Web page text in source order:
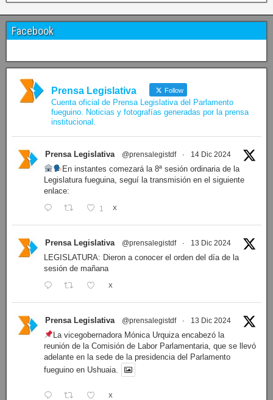
Facebook
Prensa Legislativa Follow
Cuenta oficial de Prensa Legislativa del Parlamento
fueguino. Noticias y fotografías generadas por la prensa
institucional.
Prensa Legislativa @prensalegistdf · 14 Dic 2024
En instantes comezará la 8ª sesión ordinaria de la
Legislatura fueguina, seguí la transmisión en el siguiente
enlace:
1 X
Prensa Legislativa @prensalegistdf · 13 Dic 2024
LEGISLATURA: Dieron a conocer el orden del día de la
sesión de mañana
X
Prensa Legislativa @prensalegistdf · 13 Dic 2024
La vicegobernadora Mónica Urquiza encabezó la
reunión de la Comisión de Labor Parlamentaria, que se llevó
adelante en la sede de la presidencia del Parlamento
fueguino en Ushuaia.
X